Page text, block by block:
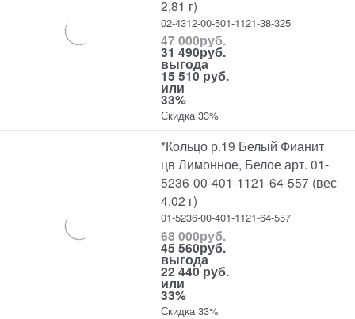
2,81 г)
02-4312-00-501-1121-38-325
47 000руб.
31 490руб.
выгода
15 510 руб.
или
33%
Скидка 33%
*Кольцо р.19 Белый Фианит
цв Лимонное, Белое арт. 01-
5236-00-401-1121-64-557 (вес
4,02 г)
01-5236-00-401-1121-64-557
68 000руб.
45 560руб.
выгода
22 440 руб.
или
33%
Скидка 33%